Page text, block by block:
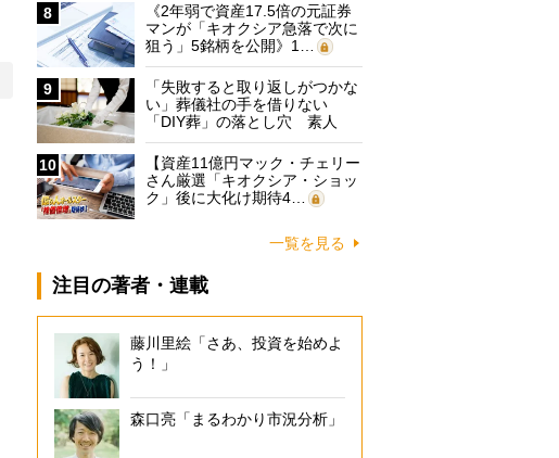
8
《2年弱で資産17.5倍の元証券
マンが「キオクシア急落で次に
狙う」5銘柄を公開》1…
9
「失敗すると取り返しがつかな
い」葬儀社の手を借りない
「DIY葬」の落とし穴 素人
に…
10
【資産11億円マック・チェリー
さん厳選「キオクシア・ショッ
ク」後に大化け期待4…
一覧を見る
注目の著者・連載
藤川里絵「さあ、投資を始めよ
う！」
森口亮「まるわかり市況分析」